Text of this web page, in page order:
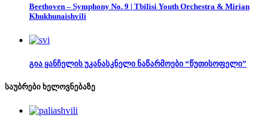
Beethoven – Symphony No. 9 | Tbilisi Youth Orchestra & Mirian
Khukhunaishvili
გია ყანჩელის უკანასკნელი ნაწარმოები “წუთისოფელი”
საუბრები ხელოვნებაზე